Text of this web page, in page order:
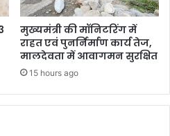
मुख्यमंत्री की मॉनिटरिंग में
राहत एवं पुनर्निर्माण कार्य तेज,
मालदेवता में आवागमन सुरक्षित
15 hours ago